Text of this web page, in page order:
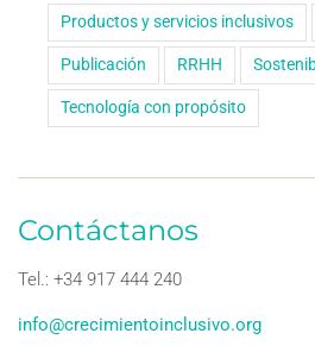
Productos y servicios inclusivos
Publicación RRHH
Tecnología con propósito
Contáctanos
Tel.: +34 917 444 240
info@crecimientoinclusivo.org